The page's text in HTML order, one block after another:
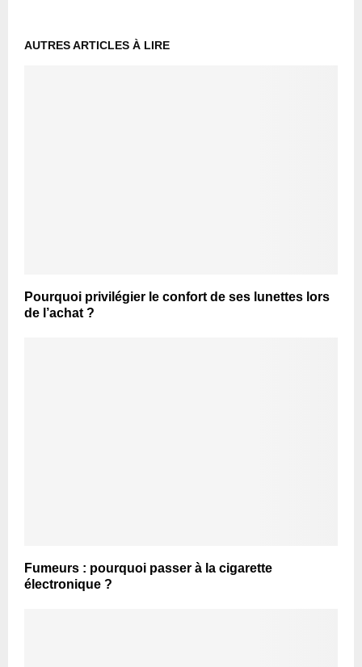
AUTRES ARTICLES À LIRE
Pourquoi privilégier le confort de ses lunettes lors
de l’achat ?
Fumeurs : pourquoi passer à la cigarette
électronique ?